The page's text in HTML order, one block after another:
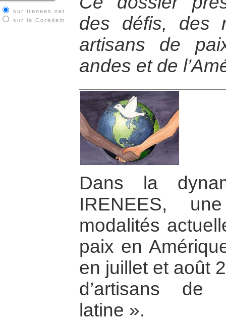
sur irenees.net
sur la Coredem
des défis, des
artisans de
andes et de
Dans la
IRENEES,
modalités
paix en
en juillet et août
d’artisans
latine ».